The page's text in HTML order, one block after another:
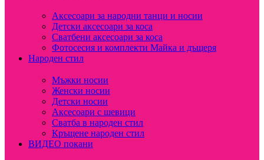
Аксесоари за народни танци и носии
Детски аксесоари за коса
Сватбени аксесоари за коса
Фотосесия и комплекти Майка и дъщеря
Народен стил
Мъжки носии
Женски носии
Детски носии
Аксесоари с шевици
Сватба в народен стил
Кръщене народен стил
ВИДЕО покани